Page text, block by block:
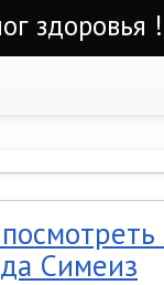
здоровья !
Симеиз